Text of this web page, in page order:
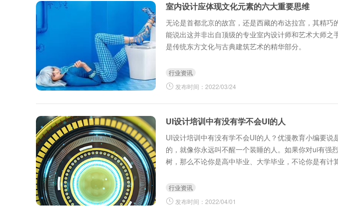
室内设计应体现文化元素的六大重要思维
无论是首都北京的故宫，还是西藏的布达拉宫，其精巧
能说出这并非出自顶级的专业室内设计师和艺术大师之
是传统东方文化与古典建筑艺术的精华部分。
行业资讯
发布时间：2022/03/24
UI设计培训中有没有学不会UI的人
UI设计培训中有没有学不会UI的人？优漫教育小编要说
的，就像你永远叫不醒一个装睡的人。如果你对ui有强
树，那么不论你是高中毕业、大学毕业，不论你是有计
行业资讯
发布时间：2022/04/01